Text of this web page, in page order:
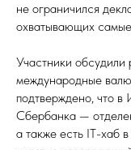
не ограничился
охватывающих
Участники
международные
подтверждено, что
Сбербанка —
а также есть IT-хаб